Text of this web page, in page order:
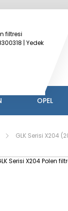
OPEL
GLK Serisi X204